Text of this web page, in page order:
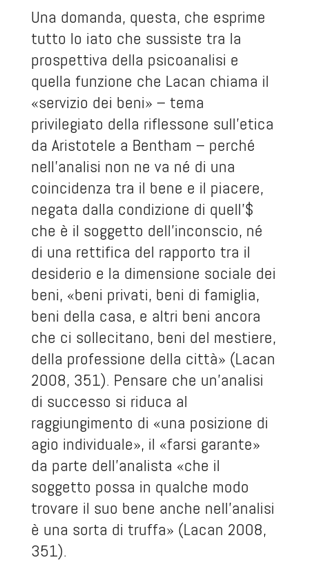
Una domanda, questa, che esprime
tutto lo iato che sussiste tra la
prospettiva della psicoanalisi e
quella funzione che Lacan chiama il
«servizio dei beni» – tema
privilegiato della riflessone sull’etica
da Aristotele a Bentham – perché
nell’analisi non ne va né di una
coincidenza tra il bene e il piacere,
negata dalla condizione di quell’$
che è il soggetto dell’inconscio, né
di una rettifica del rapporto tra il
desiderio e la dimensione sociale dei
beni, «beni privati, beni di famiglia,
beni della casa, e altri beni ancora
che ci sollecitano, beni del mestiere,
della professione della città» (Lacan
2008, 351). Pensare che un’analisi
di successo si riduca al
raggiungimento di «una posizione di
agio individuale», il «farsi garante»
da parte dell’analista «che il
soggetto possa in qualche modo
trovare il suo bene anche nell’analisi
è una sorta di truffa» (Lacan 2008,
351).